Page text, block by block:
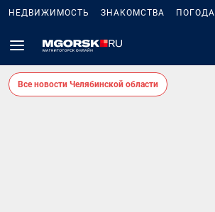
НЕДВИЖИМОСТЬ ЗНАКОМСТВА ПОГОДА
Все новости Челябинской области